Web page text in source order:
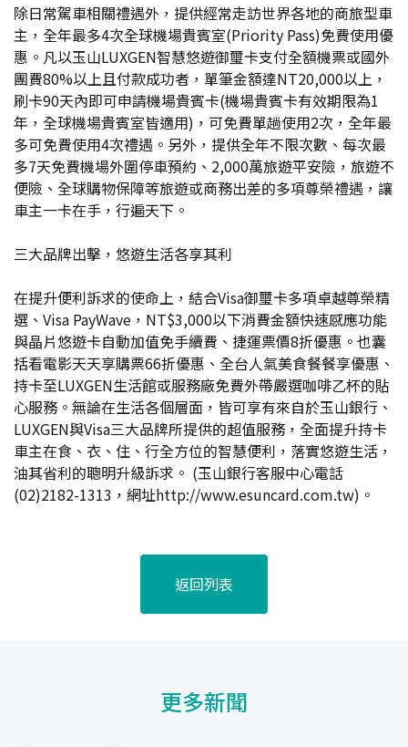
除日常駕車相關禮遇外，提供經常走訪世界各地的商旅型車
主，全年最多4次全球機場貴賓室(Priority Pass)免費使用優
惠。凡以玉山LUXGEN智慧悠遊御璽卡支付全額機票或國外
團費80%以上且付款成功者，單筆金額達NT20,000以上，
刷卡90天內即可申請機場貴賓卡(機場貴賓卡有效期限為1
年，全球機場貴賓室皆適用)，可免費單趟使用2次，全年最
多可免費使用4次禮遇。另外，提供全年不限次數、每次最
多7天免費機場外圍停車預約、2,000萬旅遊平安險，旅遊不
便險、全球購物保障等旅遊或商務出差的多項尊榮禮遇，讓
車主一卡在手，行遍天下。
三大品牌出擊，悠遊生活各享其利
在提升便利訴求的使命上，結合Visa御璽卡多項卓越尊榮精
選、Visa PayWave，NT$3,000以下消費金額快速感應功能
與晶片悠遊卡自動加值免手續費、捷運票價8折優惠。也囊
括看電影天天享購票66折優惠、全台人氣美食餐餐享優惠、
持卡至LUXGEN生活館或服務廠免費外帶嚴選咖啡乙杯的貼
心服務。無論在生活各個層面，皆可享有來自於玉山銀行、
LUXGEN與Visa三大品牌所提供的超值服務，全面提升持卡
車主在食、衣、住、行全方位的智慧便利，落實悠遊生活，
油其省利的聰明升級訴求。 (玉山銀行客服中心電話
(02)2182-1313，網址http://www.esuncard.com.tw)。
返回列表
更多新聞